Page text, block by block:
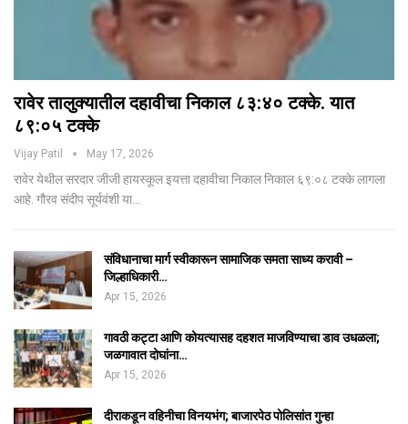
रावेर तालुक्यातील दहावीचा निकाल ८३:४० टक्के. यात
८९:०५ टक्के
Vijay Patil May 17, 2026
रावेर येथील सरदार जीजी हायस्कूल इयत्ता दहावीचा निकाल निकाल ६९:०८ टक्के लागला
आहे. गौरव संदीप सूर्यवंशी या…
संविधानाचा मार्ग स्वीकारून सामाजिक समता साध्य करावी –
जिल्हाधिकारी…
Apr 15, 2026
गावठी कट्टा आणि कोयत्यासह दहशत माजविण्याचा डाव उधळला;
जळगावात दोघांना…
Apr 15, 2026
दीराकडून वहिनीचा विनयभंग; बाजारपेठ पोलिसांत गुन्हा